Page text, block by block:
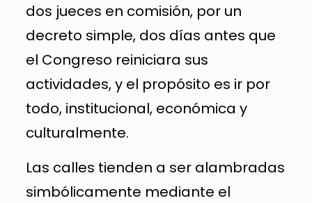
dos jueces en comisión, por un
decreto simple, dos días antes que
el Congreso reiniciara sus
actividades, y el propósito es ir por
todo, institucional, económica y
culturalmente.
Las calles tienden a ser alambradas
simbólicamente mediante el